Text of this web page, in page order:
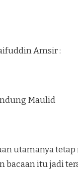
Amsir :
Maulid
utamanya
bacaan itu jadi